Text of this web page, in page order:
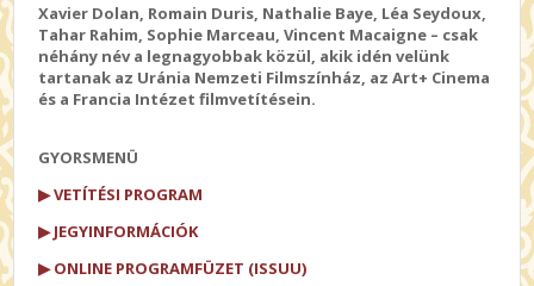
Xavier Dolan, Romain Duris, Nathalie Baye, Léa Seydoux,
Tahar Rahim, Sophie Marceau, Vincent Macaigne – csak
néhány név a legnagyobbak közül, akik idén velünk
tartanak az Uránia Nemzeti Filmszínház, az Art+ Cinema
és a Francia Intézet filmvetítésein.
GYORSMENÜ
▶ VETÍTÉSI PROGRAM
▶ JEGYINFORMÁCIÓK
▶ ONLINE PROGRAMFÜZET (ISSUU)